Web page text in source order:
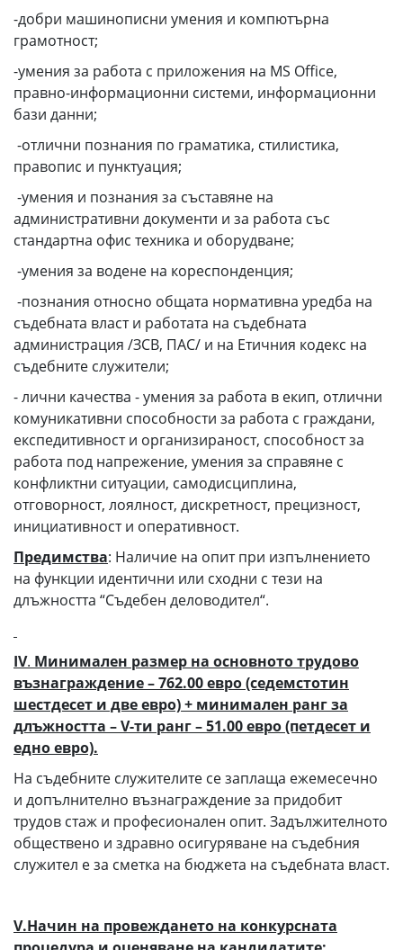
-добри машинописни умения и компютърна
грамотност;
-умения за работа с приложения на MS Office,
правно-информационни системи, информационни
бази данни;
-отлични познания по граматика, стилистика,
правопис и пунктуация;
-умения и познания за съставяне на
административни документи и за работа със
стандартна офис техника и оборудване;
-умения за водене на кореспонденция;
-познания относно общата нормативна уредба на
съдебната власт и работата на съдебната
администрация /ЗСВ, ПАС/ и на Етичния кодекс на
съдебните служители;
- лични качества - умения за работа в екип, отлични
комуникативни способности за работа с граждани,
експедитивност и организираност, способност за
работа под напрежение, умения за справяне с
конфликтни ситуации, самодисциплина,
отговорност, лоялност, дискретност, прецизност,
инициативност и оперативност.
Предимства: Наличие на опит при изпълнението
на функции идентични или сходни с тези на
длъжността “Съдебен деловодител“.
ІV. Минимален размер на основното трудово
възнаграждение – 762.00 евро (седемстотин
шестдесет и две евро) + минимален ранг за
длъжността – V-ти ранг – 51.00 евро (петдесет и
едно евро).
На съдебните служителите се заплаща ежемесечно
и допълнително възнаграждение за придобит
трудов стаж и професионален опит. Задължителното
обществено и здравно осигуряване на съдебния
служител е за сметка на бюджета на съдебната власт.
V.Начин на провеждането на конкурсната